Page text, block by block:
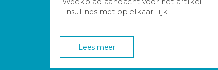
'Insulines met op elkaar lijk...
Lees meer